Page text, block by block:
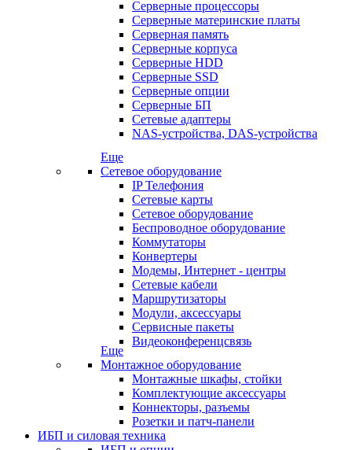
Серверные процессоры
Серверные материнские платы
Серверная память
Серверные корпуса
Серверные HDD
Серверные SSD
Серверные опции
Серверные БП
Сетевые адаптеры
NAS-устройства, DAS-устройства
Еще
Сетевое оборудование
IP Телефония
Сетевые карты
Сетевое оборудование
Беспроводное оборудование
Коммутаторы
Конвертеры
Модемы, Интернет - центры
Сетевые кабели
Маршрутизаторы
Модули, аксессуары
Сервисные пакеты
Видеоконференцсвязь
Еще
Монтажное оборудование
Монтажные шкафы, стойки
Комплектующие аксессуары
Коннекторы, разъемы
Розетки и патч-панели
ИБП и силовая техника